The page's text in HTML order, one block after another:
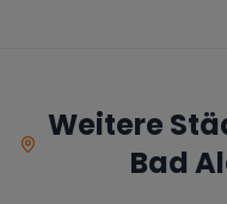
Weitere
Bad